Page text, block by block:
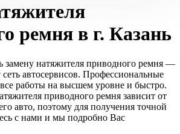
ремня в г. Казань
замену натяжителя приводного ремня —
автосервисов. Профессиональные
работы на высшем уровне и быстро.
приводного ремня зависит от
авто, поэтому для получения точной
с нами и мы подробно Вас